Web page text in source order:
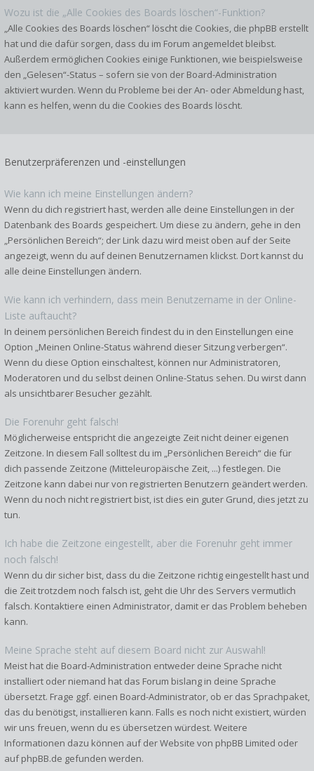
Wozu ist die „Alle Cookies des Boards löschen“-Funktion?
„Alle Cookies des Boards löschen“ löscht die Cookies, die phpBB erstellt
hat und die dafür sorgen, dass du im Forum angemeldet bleibst.
Außerdem ermöglichen Cookies einige Funktionen, wie beispielsweise
den „Gelesen“-Status – sofern sie von der Board-Administration
aktiviert wurden. Wenn du Probleme bei der An- oder Abmeldung hast,
kann es helfen, wenn du die Cookies des Boards löscht.
Benutzerpräferenzen und -einstellungen
Wie kann ich meine Einstellungen ändern?
Wenn du dich registriert hast, werden alle deine Einstellungen in der
Datenbank des Boards gespeichert. Um diese zu ändern, gehe in den
„Persönlichen Bereich“; der Link dazu wird meist oben auf der Seite
angezeigt, wenn du auf deinen Benutzernamen klickst. Dort kannst du
alle deine Einstellungen ändern.
Wie kann ich verhindern, dass mein Benutzername in der Online-
Liste auftaucht?
In deinem persönlichen Bereich findest du in den Einstellungen eine
Option „Meinen Online-Status während dieser Sitzung verbergen“.
Wenn du diese Option einschaltest, können nur Administratoren,
Moderatoren und du selbst deinen Online-Status sehen. Du wirst dann
als unsichtbarer Besucher gezählt.
Die Forenuhr geht falsch!
Möglicherweise entspricht die angezeigte Zeit nicht deiner eigenen
Zeitzone. In diesem Fall solltest du im „Persönlichen Bereich“ die für
dich passende Zeitzone (Mitteleuropäische Zeit, ...) festlegen. Die
Zeitzone kann dabei nur von registrierten Benutzern geändert werden.
Wenn du noch nicht registriert bist, ist dies ein guter Grund, dies jetzt zu
tun.
Ich habe die Zeitzone eingestellt, aber die Forenuhr geht immer
noch falsch!
Wenn du dir sicher bist, dass du die Zeitzone richtig eingestellt hast und
die Zeit trotzdem noch falsch ist, geht die Uhr des Servers vermutlich
falsch. Kontaktiere einen Administrator, damit er das Problem beheben
kann.
Meine Sprache steht auf diesem Board nicht zur Auswahl!
Meist hat die Board-Administration entweder deine Sprache nicht
installiert oder niemand hat das Forum bislang in deine Sprache
übersetzt. Frage ggf. einen Board-Administrator, ob er das Sprachpaket,
das du benötigst, installieren kann. Falls es noch nicht existiert, würden
wir uns freuen, wenn du es übersetzen würdest. Weitere
Informationen dazu können auf der Website von phpBB Limited oder
aufphpBB.de gefunden werden.